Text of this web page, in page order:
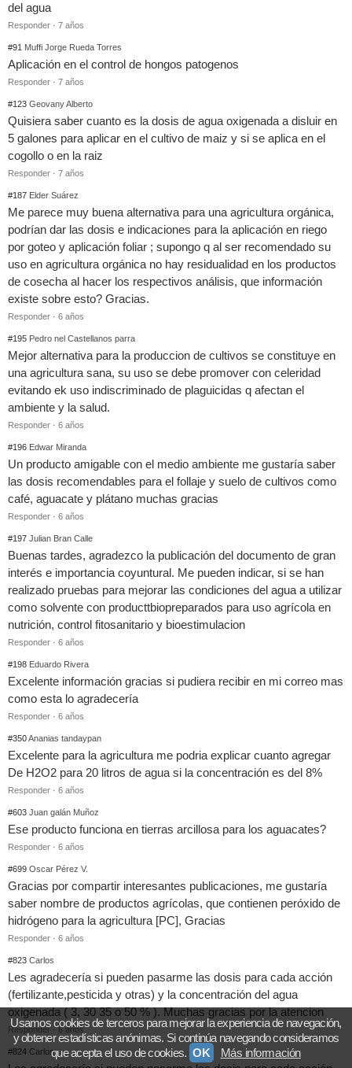
del agua
Responder · 7 años
#91 Muffi Jorge Rueda Torres
Aplicación en el control de hongos patogenos
Responder · 7 años
#123 Geovany Alberto
Quisiera saber cuanto es la dosis de agua oxigenada a disluir en
5 galones para aplicar en el cultivo de maiz y si se aplica en el
cogollo o en la raiz
Responder · 7 años
#187 Elder Suárez
Me parece muy buena alternativa para una agricultura orgánica,
podrían dar las dosis e indicaciones para la aplicación en riego
por goteo y aplicación foliar ; supongo q al ser recomendado su
uso en agricultura orgánica no hay residualidad en los productos
de cosecha al hacer los respectivos análisis, que información
existe sobre esto? Gracias.
Responder · 6 años
#195 Pedro nel Castellanos parra
Mejor alternativa para la produccion de cultivos se constituye en
una agricultura sana, su uso se debe promover con celeridad
evitando ek uso indiscriminado de plaguicidas q afectan el
ambiente y la salud.
Responder · 6 años
#196 Edwar Miranda
Un producto amigable con el medio ambiente me gustaría saber
las dosis recomendables para el follaje y suelo de cultivos como
café, aguacate y plátano muchas gracias
Responder · 6 años
#197 Julian Bran Calle
Buenas tardes, agradezco la publicación del documento de gran
interés e importancia coyuntural. Me pueden indicar, si se han
realizado pruebas para mejorar las condiciones del agua a utilizar
como solvente con producttbiopreparados para uso agrícola en
nutrición, control fitosanitario y bioestimulacion
Responder · 6 años
#198 Eduardo Rivera
Excelente información gracias si pudiera recibir en mi correo mas
como esta lo agradecería
Responder · 6 años
#350Ananias tandaypan
Excelente para la agricultura me podria explicar cuanto agregar
De H2O2 para 20 litros de agua si la concentración es del 8%
Responder · 6 años
#603 Juan galán Muñoz
Ese producto funciona en tierras arcillosa para los aguacates?
Responder · 6 años
#699 Oscar Pérez V.
Gracias por compartir interesantes publicaciones, me gustaría
saber nombre de productos agrícolas, que contienen peróxido de
hidrógeno para la agricultura [PC], Gracias
Responder · 6 años
#823 Carlos
Les agradecería si pueden pasarme las dosis para cada acción
(fertilizante,pesticida y otras) y la concentración del agua
oxigenada ( 3, 30 35 o 50 % ). Muchas gracias por la atencion
Responder ·6 años
#824 Carlos
Usamos cookies de terceros para mejorar la experiencia de navegación,
y obtener estadísticas anónimas. Si continúa navegando consideramos
que acepta el uso de cookies. OK Más información